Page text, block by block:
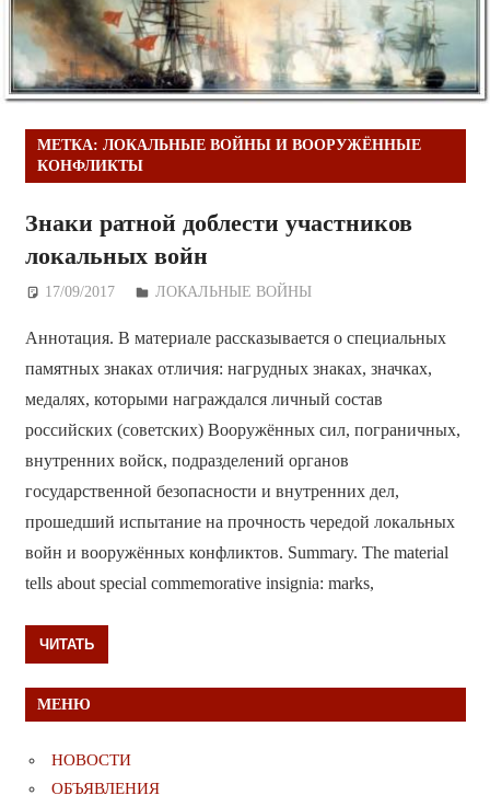
МЕТКА: ЛОКАЛЬНЫЕ ВОЙНЫ И ВООРУЖЁННЫЕ
КОНФЛИКТЫ
Знаки ратной доблести участников
локальных войн
17/09/2017 Дежурный по Редакции
ЛОКАЛЬНЫЕ ВОЙНЫ
Аннотация. В материале рассказывается о специальных
памятных знаках отличия: нагрудных знаках, значках,
медалях, которыми награждался личный состав
российских (советских) Вооружённых сил, пограничных,
внутренних войск, подразделений органов
государственной безопасности и внутренних дел,
прошедший испытание на прочность чередой локальных
войн и вооружённых конфликтов. Summary. The material
tells about special commemorative insignia: marks,
ЧИТАТЬ
МЕНЮ
НОВОСТИ
ОБЪЯВЛЕНИЯ